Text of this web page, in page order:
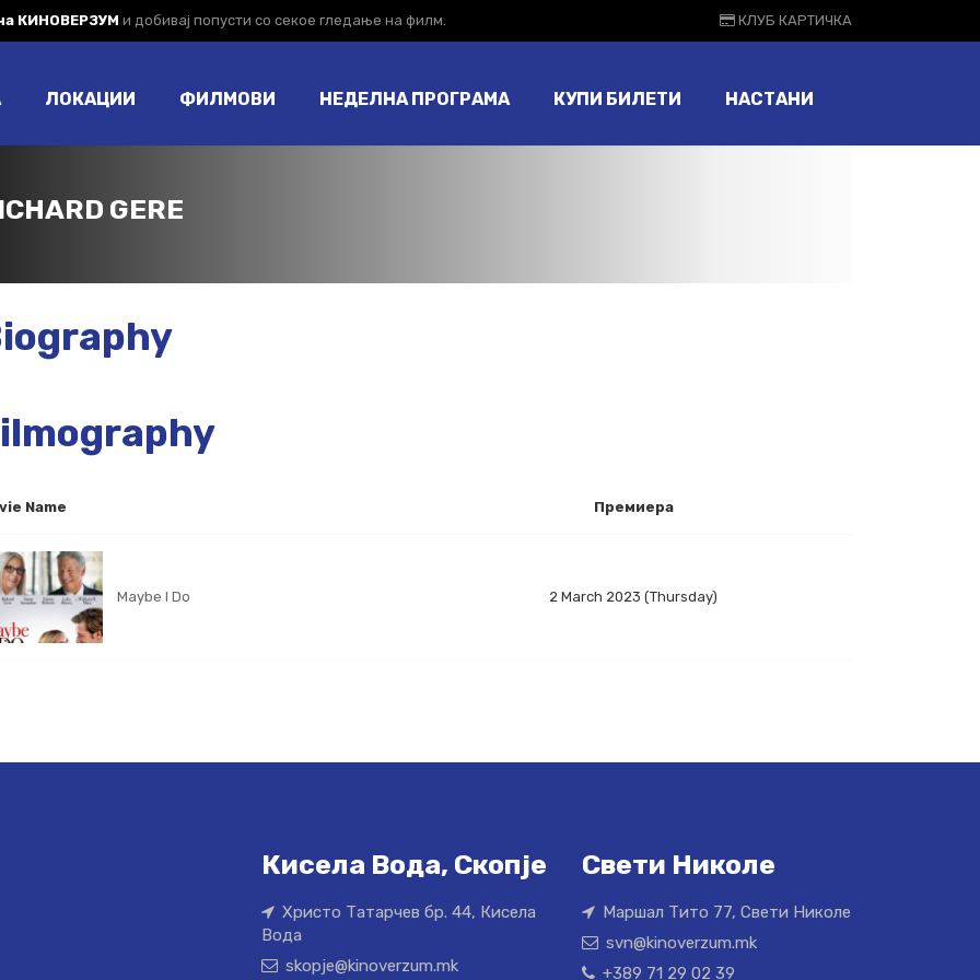
КИНОВЕРЗУМ и добивај попусти со секое гледање на филм. КЛУБ КАРТИЧКА
ЛОКАЦИИ ФИЛМОВИ НЕДЕЛНА ПРОГРАМА КУПИ БИЛЕТИ НАСТАНИ
GERE
Name Премиера
Maybe I Do 2 March 2023 (Thursday)
Кисела Вода, Скопје
Христо Татарчев бр. 44, Кисела
Вода
skopje@kinoverzum.mk
Свети Николе
Маршал Тито 77, Свети Николе
svn@kinoverzum.mk
+389 71 29 02 39